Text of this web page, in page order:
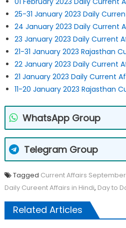
25-31 January 2023 Daily
24 January 2023 Daily Current
23 January 2023 Daily Current
21-31 January 2023 Rajasthan
22 January 2023 Daily Current
21 January 2023 Daily Current
11-20 January 2023 Rajasthan
WhatsApp Group
Telegram Group
Tagged Current Affairs September
Daily Cureent Affairs in Hindi, Day to
Related Articles